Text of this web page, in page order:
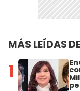
MÁS LEÍDAS
1